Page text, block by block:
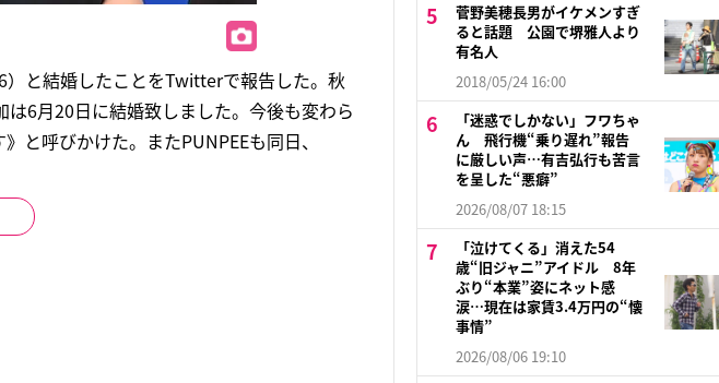
と結婚したことをTwitterで報告した。秋
6月20日に結婚致しました。今後も変わら
と呼びかけた。またPUNPEEも同日、
菅野美穂長男がイケメンすぎ
ると話題 公園で堺雅人より
有名人
2018/05/24 16:00
「迷惑でしかない」フワちゃ
ん 飛行機“乗り遅れ”報告
に厳しい声…有吉弘行も苦言
を呈した“悪癖”
2026/08/07 18:15
「泣けてくる」消えた54
歳“旧ジャニ”アイドル 8年
ぶり“本業”姿にネット感
涙…現在は家賃3.4万円の“懐
事情”
2026/08/06 19:10